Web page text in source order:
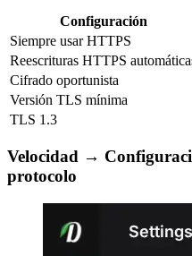
Configuración
Siempre usar HTTPS
Reescrituras HTTPS
Cifrado oportunista
Versión TLS mínima
TLS 1.3
Velocidad →
protocolo